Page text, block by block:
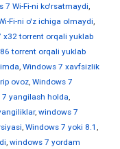
7 Wi-Fi-ni ko'rsatmaydi,
Fi-ni o'z ichiga olmaydi,
x32 torrent orqali yuklab
torrent orqali yuklab
, Windows 7 xavfsizlik
ovoz, Windows 7
7 yangilash holda,
, windows 7
, Windows 7 yoki 8.1 ,
, windows 7 yordam